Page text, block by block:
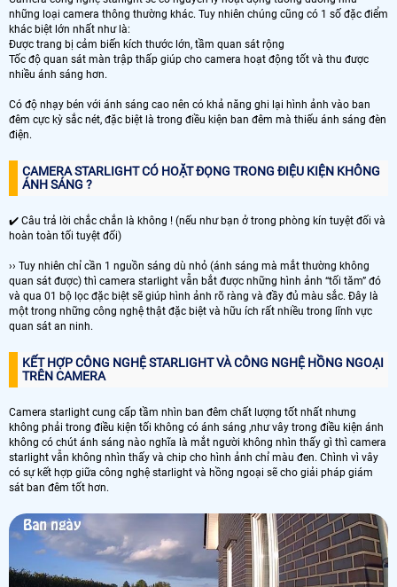
những loại camera thông thường khác. Tuy nhiên chúng cũng có 1 số đặc điểm
khác biệt lớn nhất như là:
Được trang bị cảm biến kích thước lớn, tầm quan sát rộng
Tốc độ quan sát màn trập thấp giúp cho camera hoạt động tốt và thu được
nhiều ánh sáng hơn.
Có độ nhạy bén với ánh sáng cao nên có khả năng ghi lại hình ảnh vào ban
đêm cực kỳ sắc nét, đặc biệt là trong điều kiện ban đêm mà thiếu ánh sáng đèn
điện.
CAMERA STARLIGHT CÓ HOẶT ĐỌNG TRONG ĐIỆU KIỆN KHÔNG
ÁNH SÁNG ?
✔️ Câu trả lời chắc chắn là không ! (nếu như bạn ở trong phòng kín tuyệt đối và
hoàn toàn tối tuyệt đối)
›› Tuy nhiên chỉ cần 1 nguồn sáng dù nhỏ (ánh sáng mà mắt thường không
quan sát được) thì camera starlight vẫn bắt được những hình ảnh “tối tăm” đó
và qua 01 bộ lọc đặc biệt sẽ giúp hình ảnh rõ ràng và đầy đủ màu sắc. Đây là
một trong những công nghệ thật đặc biệt và hữu ích rất nhiều trong lĩnh vực
quan sát an ninh.
KẾT HỢP CÔNG NGHỆ STARLIGHT VÀ CÔNG NGHỆ HỒNG NGOẠI
TRÊN CAMERA
Camera starlight cung cấp tầm nhìn ban đêm chất lượng tốt nhất nhưng
không phải trong điều kiện tối không có ánh sáng ,như vây trong điều kiện ánh
không có chút ánh sáng nào nghĩa là mắt người không nhìn thấy gì thì camera
starlight vẫn không nhìn thấy và chip cho hình ảnh chỉ màu đen. Chình vì vây
có sự kết hợp giữa công nghệ starlight và hồng ngoại sẽ cho giải pháp giám
sát ban đêm tốt hơn.